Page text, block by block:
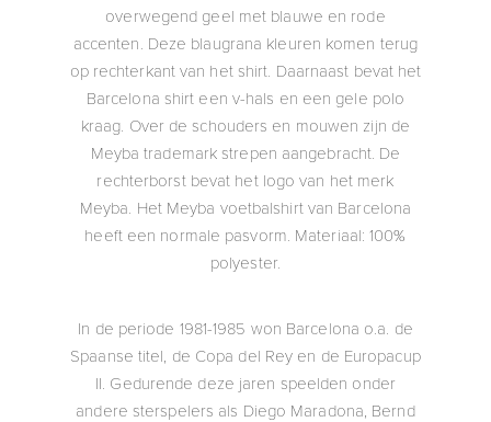
overwegend geel met blauwe en rode
accenten. Deze blaugrana kleuren komen terug
op rechterkant van het shirt. Daarnaast bevat het
Barcelona shirt een v-hals en een gele polo
kraag. Over de schouders en mouwen zijn de
Meyba trademark strepen aangebracht. De
rechterborst bevat het logo van het merk
Meyba. Het Meyba voetbalshirt van Barcelona
heeft een normale pasvorm. Materiaal: 100%
polyester.
In de periode 1981-1985 won Barcelona o.a. de
Spaanse titel, de Copa del Rey en de Europacup
II. Gedurende deze jaren speelden onder
andere sterspelers als Diego Maradona, Bernd